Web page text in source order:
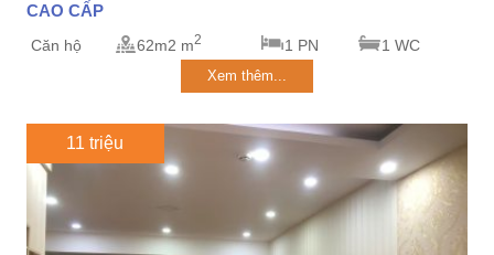
CAO CẤP
Căn hộ 62m2 m2 1 PN 1 WC
Xem thêm...
11 triệu